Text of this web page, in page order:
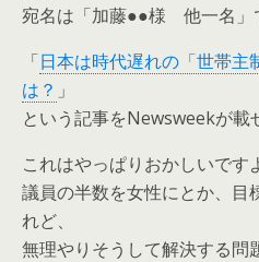
宛名は「加藤●●様 他一名」
「日本は時代遅れの「世帯主
は？ 」
という記事をNewsweekが載
これはやっぱりおかしいです
議員の半数を女性にとか、目
れど、
無理やりそうして解決する問